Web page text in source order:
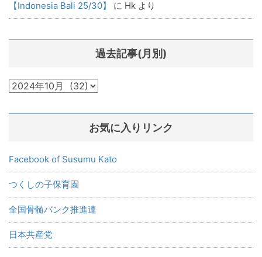
【Indonesia Bali 25/30】 に Hk より
過去記事(月別)
過
記
別)
お気に入りリンク
Facebook of Susumu Kato
つくしの子保育園
全国骨髄バンク推進連
日本共産党